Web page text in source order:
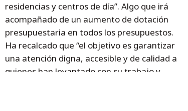
residencias y centros de día”. Algo que irá
acompañado de un aumento de dotación
presupuestaria en todos los presupuestos.
Ha recalcado que “el objetivo es garantizar
una atención digna, accesible y de calidad a
quienes han levantado con su trabajo y